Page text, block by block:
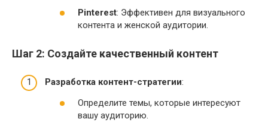
Pinterest: Эффективен для визуального
контента и женской аудитории.
Шаг 2: Создайте качественный контент
Разработка контент-стратегии:
Определите темы, которые интересуют
вашу аудиторию.